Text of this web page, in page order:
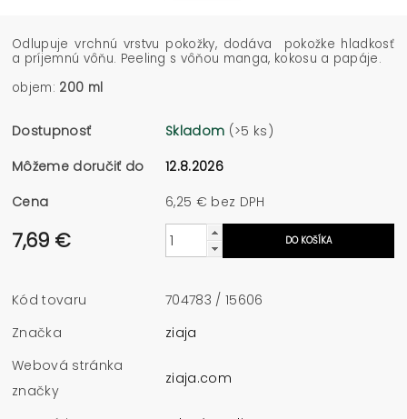
Odlupuje vrchnú vrstvu pokožky, dodáva pokožke hladkosť
a príjemnú vôňu. Peeling s vôňou manga, kokosu a papáje.
objem: 200 ml
Dostupnosť Skladom (>5 ks)
Môžeme doručiť do
12.8.2026
Cena
6,25 € bez DPH
7,69 €
Kód tovaru
704783 / 15606
Značka
ziaja
Webová stránka
značky
ziaja.com